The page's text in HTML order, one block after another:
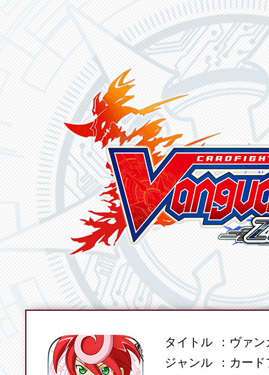
SPECタイトル
ヴァン
ジャンル
カード